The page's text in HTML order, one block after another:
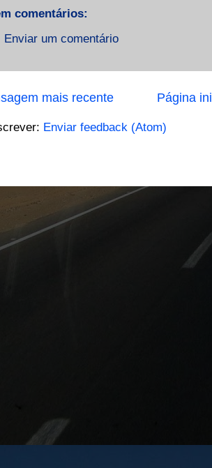
comentários:
Enviar um comentário
mais recente Página
Enviar feedback (Atom)